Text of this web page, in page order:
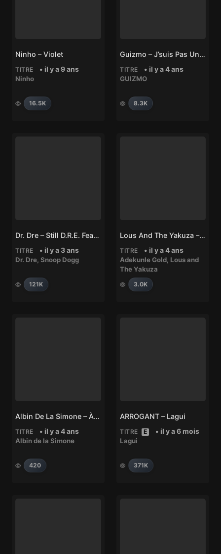
Ninho – Violet
TITRE • il y a 9 ans
Ninho
16.5K
Guizmo – J’suis Pas Une Star
TITRE • il y a 4 ans
GUIZMO
8.3K
Dr. Dre – Still D.R.E. Feat. Snoop Dogg
TITRE • il y a 3 ans
Dr. Dre, Snoop Dogg
121K
Lous And The Yakuza – Handle Me (feat. Adekunle Gold)
TITRE • il y a 4 ans
Adekunle Gold, Lous and
The Yakuza
3.0K
Albin De La Simone – À Jamais
TITRE • il y a 4 ans
Albin de la Simone
420
ARROGANT – Lagui
TITRE E • il y a 6 mois
Lagui
371K